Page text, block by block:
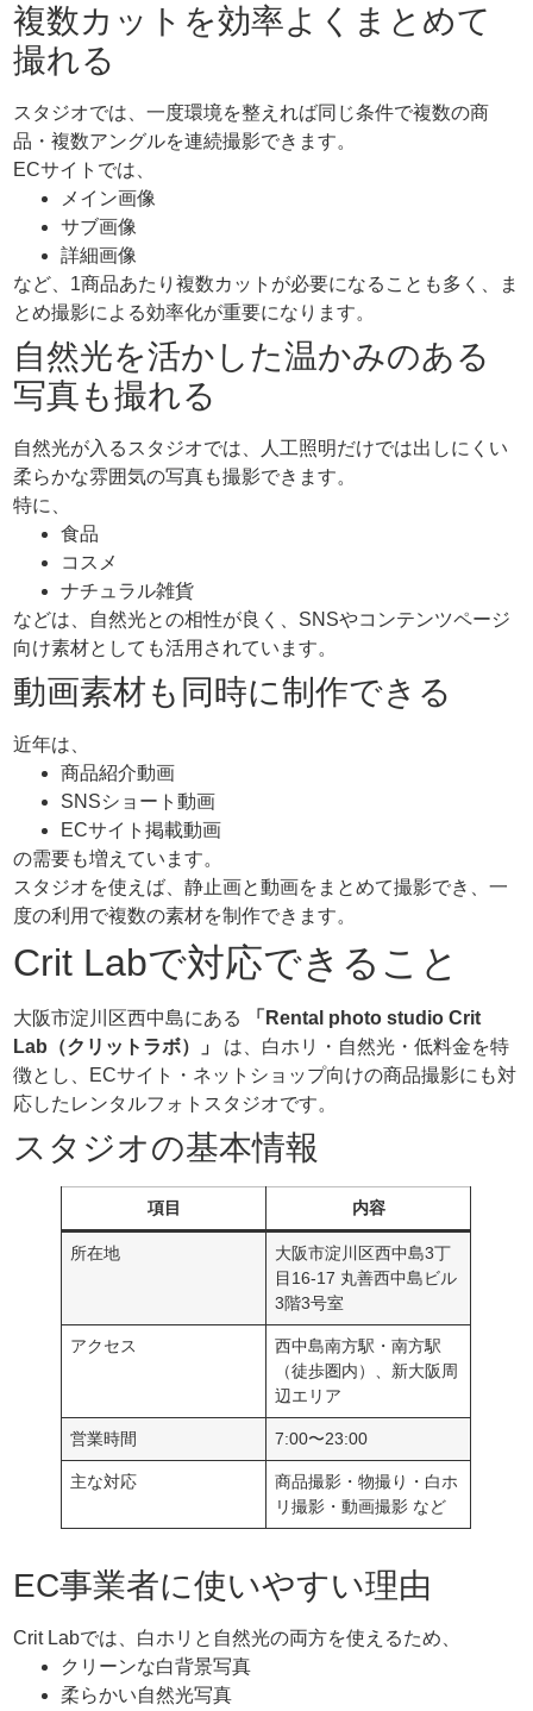
複数カットを効率よくまとめて
撮れる
スタジオでは、一度環境を整えれば同じ条件で複数の商
品・複数アングルを連続撮影できます。
ECサイトでは、
メイン画像
サブ画像
詳細画像
など、1商品あたり複数カットが必要になることも多く、ま
とめ撮影による効率化が重要になります。
自然光を活かした温かみのある
写真も撮れる
自然光が入るスタジオでは、人工照明だけでは出しにくい
柔らかな雰囲気の写真も撮影できます。
特に、
食品
コスメ
ナチュラル雑貨
などは、自然光との相性が良く、SNSやコンテンツページ
向け素材としても活用されています。
動画素材も同時に制作できる
近年は、
商品紹介動画
SNSショート動画
ECサイト掲載動画
の需要も増えています。
スタジオを使えば、静止画と動画をまとめて撮影でき、一
度の利用で複数の素材を制作できます。
Crit Labで対応できること
大阪市淀川区西中島にある
「Rental photo studio Crit
Lab（クリットラボ）」
は、白ホリ・自然光・低料金を特
徴とし、ECサイト・ネットショップ向けの商品撮影にも対
応したレンタルフォトスタジオです。
スタジオの基本情報
項目 内容
所在地
大阪市淀川区西中島3丁
目16-17 丸善西中島ビル
3階3号室
アクセス
西中島南方駅・南方駅
（徒歩圏内）、新大阪周
辺エリア
営業時間 7:00〜23:00
主な対応
商品撮影・物撮り・白ホ
リ撮影・動画撮影 など
EC事業者に使いやすい理由
Crit Labでは、白ホリと自然光の両方を使えるため、
クリーンな白背景写真
柔らかい自然光写真